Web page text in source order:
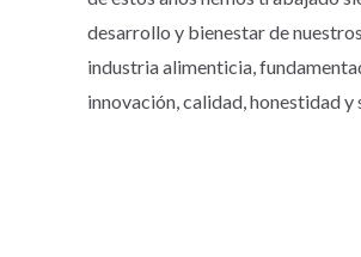
desarrollo y bienestar de
industria alimenticia,
innovación, calidad, honestidad y